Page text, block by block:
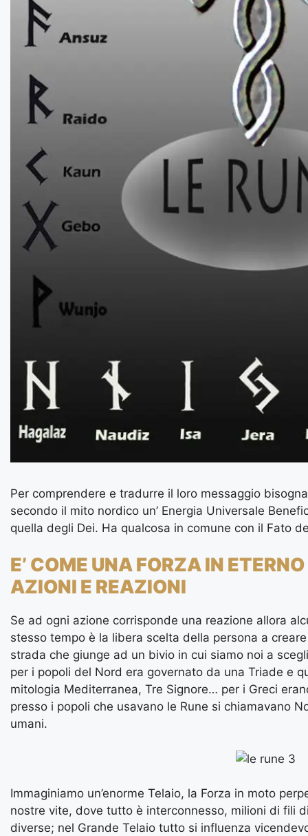
Per comprendere e tradurre il loro messaggio
secondo il mito nordico un’ Energia Universale
quella degli Dei. Ha qualcosa in comune con il Fato
E’ COME UNA FORZA IN
AZIONI E REAZIONI
Se ad ogni azione corrisponde una reazione allora
stesso tempo è la libera scelta della persona a
strada che giunge ad un bivio in cui siamo noi a
per i popoli del Nord era governato da una Triade e
mitologia Mediterranea, Tre Signore… per i Greci
presso i popoli che usavano le Rune si chiamavano
umani.
Immaginiamo un’enorme Telaio, la Forza in moto
nostre vite, dove tutto è interconnesso, milioni di fili
diverse; nel Grande Telaio tutto si influenza